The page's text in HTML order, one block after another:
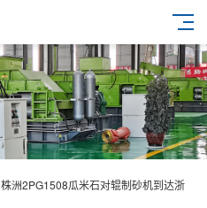
株洲2PG1508瓜米石对辊制砂机到达浙